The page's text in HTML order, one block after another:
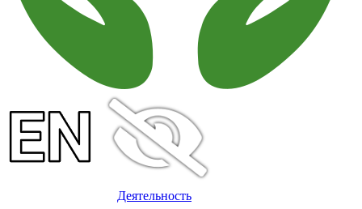
Деятельность